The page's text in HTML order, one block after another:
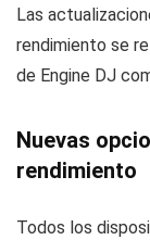
Las
rendimiento se
de Engine DJ
Nuevas
rendimiento
Todos los